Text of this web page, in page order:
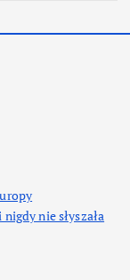
nie słyszała